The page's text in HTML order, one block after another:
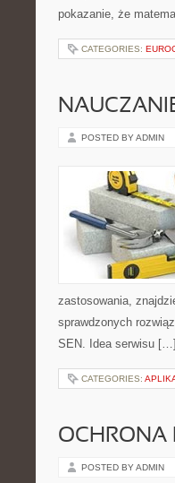
pokazanie, że
CATEGORIES:
POSTED BY ADMIN
zastosowania,
sprawdzonych
SEN. Idea serwisu […]
CATEGORIES:
OCHRONA
POSTED BY ADMIN